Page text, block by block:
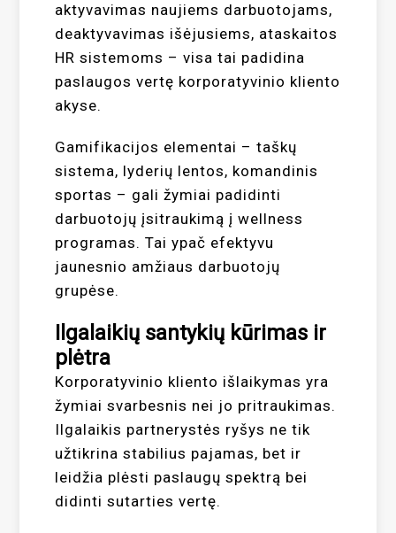
aktyvavimas naujiems darbuotojams,
deaktyvavimas išėjusiems, ataskaitos
HR sistemoms – visa tai padidina
paslaugos vertę korporatyvinio kliento
akyse.
Gamifikacijos elementai – taškų
sistema, lyderių lentos, komandinis
sportas – gali žymiai padidinti
darbuotojų įsitraukimą į wellness
programas. Tai ypač efektyvu
jaunesnio amžiaus darbuotojų
grupėse.
Ilgalaikių santykių kūrimas ir
plėtra
Korporatyvinio kliento išlaikymas yra
žymiai svarbesnis nei jo pritraukimas.
Ilgalaikis partnerystės ryšys ne tik
užtikrina stabilius pajamas, bet ir
leidžia plėsti paslaugų spektrą bei
didinti sutarties vertę.